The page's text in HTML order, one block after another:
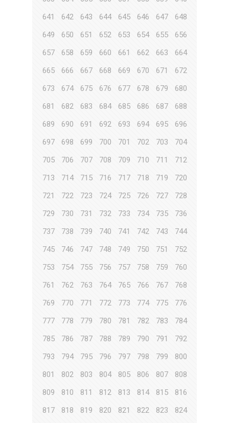
641
642 643 644 645 646 647
648
649
650 651 652 653 654 655
656
657
658 659 660 661 662 663
664
665
666 667 668 669 670 671
672
673
674 675 676 677 678 679
680
681
682 683 684 685 686 687
688
689
690 691 692 693 694 695
696
697
698 699 700 701 702 703
704
705
706 707 708 709 710 711
712
713
714 715 716 717 718 719
720
721
722 723 724 725 726 727
728
729
730 731 732 733 734 735
736
737
738 739 740 741 742 743
744
745
746 747 748 749 750 751
752
753
754 755 756 757 758 759
760
761
762 763 764 765 766 767
768
769
770 771 772 773 774 775
776
777
778 779 780 781 782 783
784
785
786 787 788 789 790 791
792
793
794 795 796 797 798 799
800
801
802 803 804 805 806 807
808
809
810 811 812 813 814 815
816
817
818 819 820 821 822 823
824